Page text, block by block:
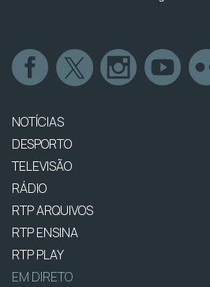
NOTÍCIAS
DESPORTO
TELEVISÃO
RÁDIO
RTP ARQUIVOS
RTP ENSINA
RTP PLAY
EM DIRETO